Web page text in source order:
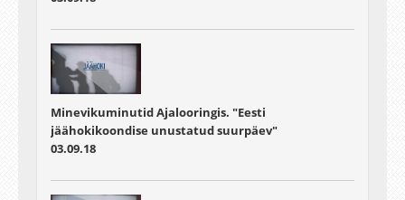
Minevikuminutid Ajalooringis. "Eesti
jäähokikoondise unustatud suurpäev"
03.09.18